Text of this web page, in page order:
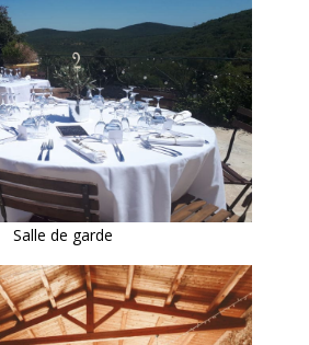
Salle de garde